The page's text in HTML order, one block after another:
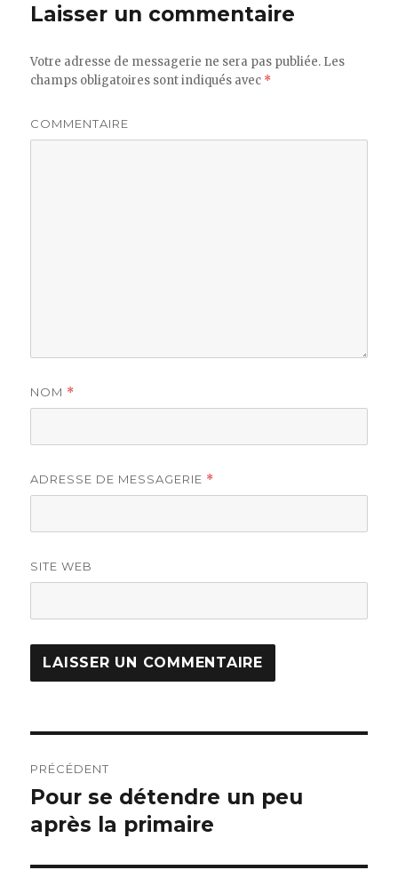
Laisser un commentaire
Votre adresse de messagerie ne sera pas publiée. Les
champs obligatoires sont indiqués avec *
COMMENTAIRE
NOM *
ADRESSE DE MESSAGERIE *
SITE WEB
de
l’article
PRÉCÉDENT
Article
précédent :
Pour se détendre un peu
après la primaire